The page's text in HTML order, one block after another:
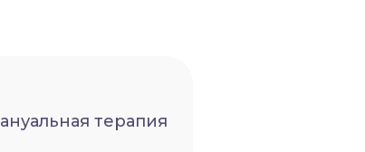
терапия